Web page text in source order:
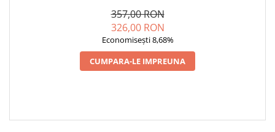
357,00 RON
326,00 RON
Economisești 8,68%
CUMPARA-LE IMPREUNA